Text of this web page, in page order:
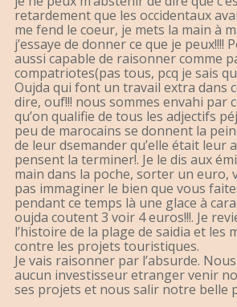
retardement que les occidentaux
me fend le coeur, je mets la main à
j’essaye de donner ce que je peux!!!!
aussi capable de raisonner comme
compatriotes(pas tous, pcq je sais
Oujda qui font un travail extra dans
dire, ouf!!! nous sommes envahi par
qu’on qualifie de tous les adjectifs
peu de marocains se donnent la
de leur dsemander qu’elle était leur
pensent la terminer!. Je le dis aux
main dans la poche, sorter un euro,
pas immaginer le bien que vous
pendant ce temps là une glace à
oujda coutent 3 voir 4 euros!!!. Je
l’histoire de la plage de saidia et les
contre les projets touristiques.
Je vais raisonner par l’absurde.
aucun investisseur etranger venir
ses projets et nous salir notre belle